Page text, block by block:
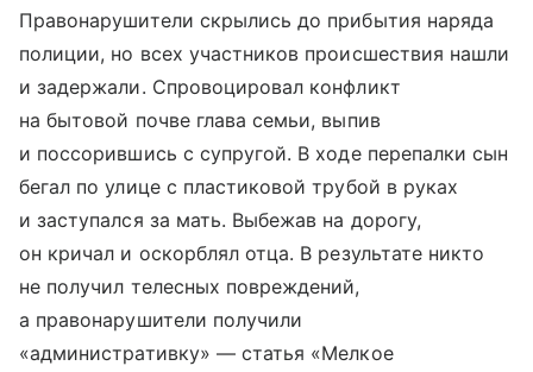
Правонарушители скрылись до прибытия наряда
полиции, но всех участников происшествия нашли
и задержали. Спровоцировал конфликт
на бытовой почве глава семьи, выпив
и поссорившись с супругой. В ходе перепалки сын
бегал по улице с пластиковой трубой в руках
и заступался за мать. Выбежав на дорогу,
он кричал и оскорблял отца. В результате никто
не получил телесных повреждений,
а правонарушители получили
«административку» — статья «Мелкое